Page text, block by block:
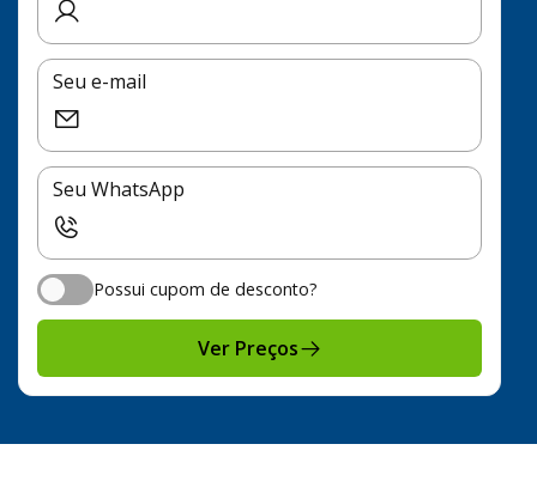
Seu e-mail
Seu WhatsApp
Possui cupom de desconto?
Possui cupom de desconto?
Ver Preços